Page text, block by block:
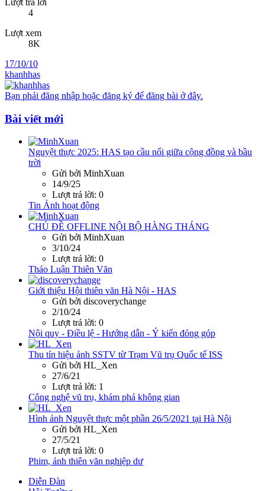
4
Lượt xem
8K
17/10/10
khanhhas
Bạn phải đăng nhập hoặc đăng ký để đăng bài ở đây.
Bài viết mới
Nguyệt thực 2025: HAS tạo cầu nối giữa cộng đồng và bầu
trời
Gửi bởi MinhXuan
14/9/25
Lượt trả lời: 0
Tin Ảnh hoạt động
CHỦ ĐỀ OFFLINE NỘI BỘ HÀNG THÁNG
Gửi bởi MinhXuan
3/10/24
Lượt trả lời: 0
Thảo Luận Thiên Văn
Giới thiệu Hội thiên văn Hà Nội - HAS
Gửi bởi discoverychange
2/10/24
Lượt trả lời: 0
Nội quy - Điều lệ - Hướng dẫn - Ý kiến đóng góp
Thu tín hiệu ảnh SSTV từ Trạm Vũ trụ Quốc tế ISS
Gửi bởi HL_Xen
27/6/21
Lượt trả lời: 1
Công nghệ vũ trụ, khám phá không gian
Hình ảnh Nguyệt thực một phần 26/5/2021 tại Hà Nội
Gửi bởi HL_Xen
27/5/21
Lượt trả lời: 0
Phim, ảnh thiên văn nghiệp dư
Diễn Đàn